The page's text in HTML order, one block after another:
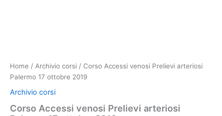
Home / Archivio corsi / Corso Accessi venosi Prelievi arteriosi
Palermo 17 ottobre 2019
Archivio corsi
Corso Accessi venosi Prelievi arteriosi